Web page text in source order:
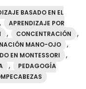
BASADO EN EL
,
APRENDIZAJE POR
, CONCENTRACIÓN ,
MANO-OJO ,
EN MONTESSORI ,
,
PEDAGOGÍA